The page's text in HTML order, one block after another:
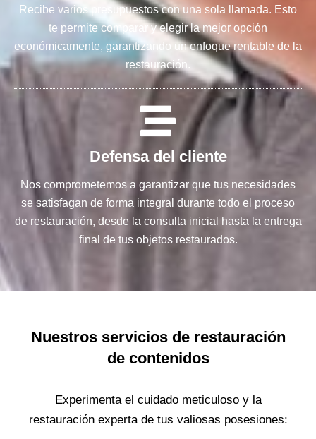
Recibe varios presupuestos con una sola llamada. Esto
te permite comparar y elegir la mejor opción
económicamente, garantizando un enfoque rentable de la
restauración.
Defensa del cliente
Nos comprometemos a garantizar que tus necesidades
se satisfagan de forma integral durante todo el proceso
de restauración, desde la consulta inicial hasta la entrega
final de tus objetos restaurados.
Nuestros servicios de restauración
de contenidos
Experimenta el cuidado meticuloso y la
restauración experta de tus valiosas posesiones: